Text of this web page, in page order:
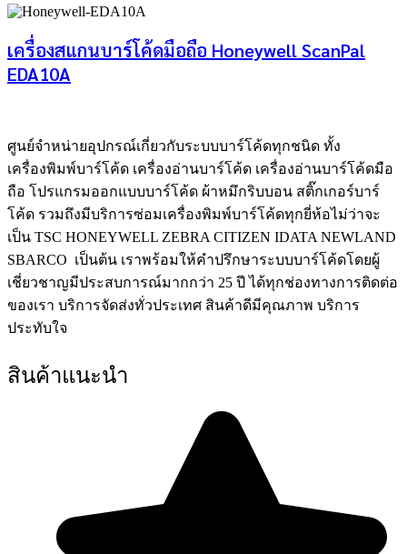
เครื่องสแกนบาร์โค้ดมือถือ Honeywell ScanPal
EDA10A
ศูนย์จําหน่ายอุปกรณ์เกี่ยวกับระบบบาร์โค้ดทุกชนิด ทั้ง
เครื่องพิมพ์บาร์โค้ด เครื่องอ่านบาร์โค้ด เครื่องอ่านบาร์โค้ดมือ
ถือ โปรแกรมออกแบบบาร์โค้ด ผ้าหมึกริบบอน สติ๊กเกอร์บาร์
โค้ด รวมถึงมีบริการซ่อมเครื่องพิมพ์บาร์โค้ดทุกยี่ห้อไม่ว่าจะ
เป็น TSC HONEYWELL ZEBRA CITIZEN IDATA NEWLAND
SBARCO เป็นต้น เราพร้อมให้คำปรึกษาระบบบาร์โค้ดโดยผู้
เชี่ยวชาญมีประสบการณ์มากกว่า 25 ปี ได้ทุกช่องทางการติดต่อ
ของเรา บริการจัดส่งทั่วประเทศ สินค้าดีมีคุณภาพ บริการ
ประทับใจ
สินค้าแนะนำ